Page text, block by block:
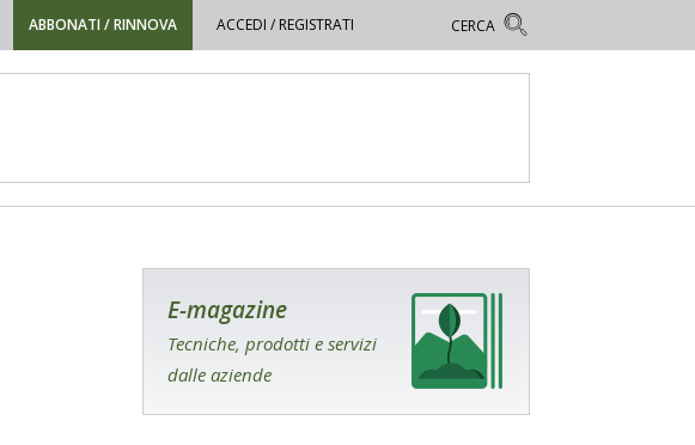
ABBONATI / RINNOVA ACCEDI / REGISTRATI
E-magazine
Tecniche, prodotti e servizi
dalle aziende